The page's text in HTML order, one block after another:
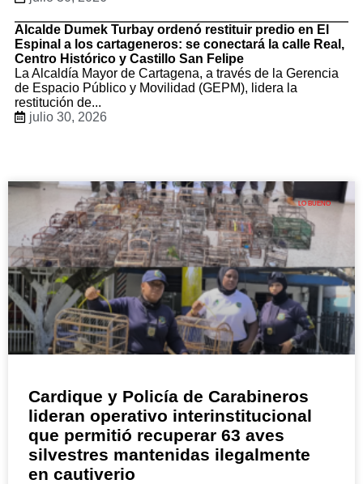
Alcalde Dumek Turbay ordenó restituir predio en El
Espinal a los cartageneros: se conectará la calle Real,
Centro Histórico y Castillo San Felipe
La Alcaldía Mayor de Cartagena, a través de la Gerencia
de Espacio Público y Movilidad (GEPM), lidera la
restitución de...
julio 30, 2026
LO BUENO
Cardique y Policía de Carabineros
lideran operativo interinstitucional
que permitió recuperar 63 aves
silvestres mantenidas ilegalmente
en cautiverio